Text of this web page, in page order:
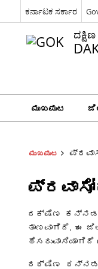
ಕರ್ನಾಟಕ ಸರ್ಕಾರ
ದಕ್ಷಿಣ
ಮುಖಪುಟ
ಮುಖಪುಟ
ದಕ್ಷಿಣ ಕನ್ನಡ
ತಾಣವಾಗಿದೆ. ಈ
ದಕ್ಷಿಣ